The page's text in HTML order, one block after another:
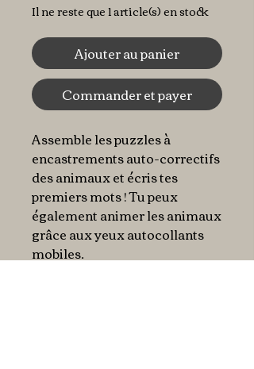
Il ne reste que 1 article(s) en stock
Ajouter au panier
Commander et payer
Assemble les puzzles à
encastrements auto-correctifs
des animaux et écris tes
premiers mots ! Tu peux
également animer les animaux
grâce aux yeux autocollants
mobiles.